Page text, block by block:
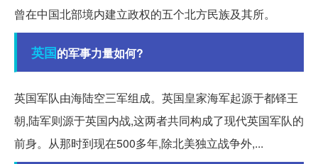
曾在中国北部境内建立政权的五个北方民族及其所。
英国的军事力量如何?
英国军队由海陆空三军组成。英国皇家海军起源于都铎王
朝,陆军则源于英国内战,这两者共同构成了现代英国军队的
前身。从那时到现在500多年,除北美独立战争外,...